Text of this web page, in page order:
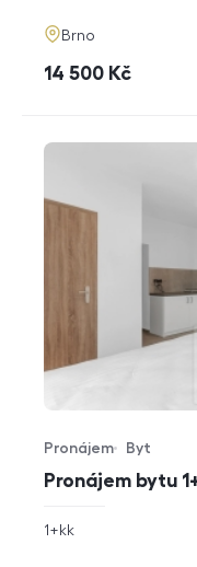
adresa
Brno
cena
14 500 Kč
Pronájem bytu
Typ nabídky
Pronájem
Typ nemovitosti
Byt
rozměry
1+kk